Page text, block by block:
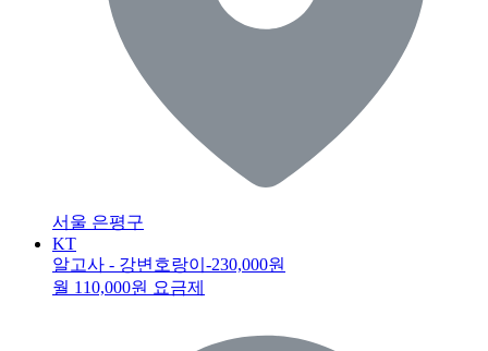
서울 은평구
KT
알고사 - 강변호랑이 -230,000원
월 110,000원 요금제